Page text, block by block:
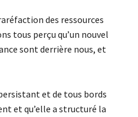
des ressources
tous perçu qu’un nouvel
sont derrière nous, et
et de tous bords
et qu’elle a structuré la